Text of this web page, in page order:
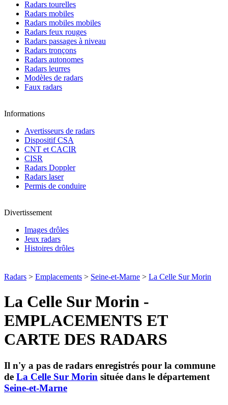
Radars tourelles
Radars mobiles
Radars mobiles mobiles
Radars feux rouges
Radars passages à niveau
Radars tronçons
Radars autonomes
Radars leurres
Modèles de radars
Faux radars
Informations
Avertisseurs de radars
Dispositif CSA
CNT et CACIR
CISR
Radars Doppler
Radars laser
Permis de conduire
Divertissement
Images drôles
Jeux radars
Histoires drôles
Radars > Emplacements > Seine-et-Marne > La Celle Sur Morin
La Celle Sur Morin -
EMPLACEMENTS ET
CARTE DES RADARS
Il n'y a pas de radars enregistrés pour la commune
de La Celle Sur Morin située dans le département
Seine-et-Marne